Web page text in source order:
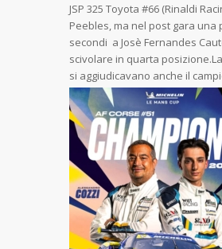
JSP 325 Toyota #66 (Rinaldi
Peebles, ma nel post gara
secondi a Josè Fernandes
scivolare in quarta
si aggiudicavano anche il